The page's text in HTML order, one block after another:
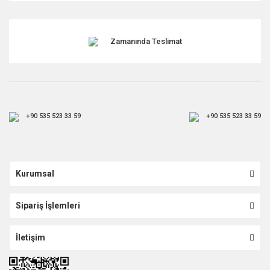
Zamanında Teslimat
+90 535 523 33 59 +90 535 523 33 59
Kurumsal
Sipariş İşlemleri
İletişim